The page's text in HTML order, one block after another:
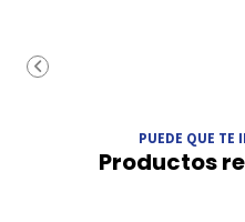
PUEDE QUE TE
Productos